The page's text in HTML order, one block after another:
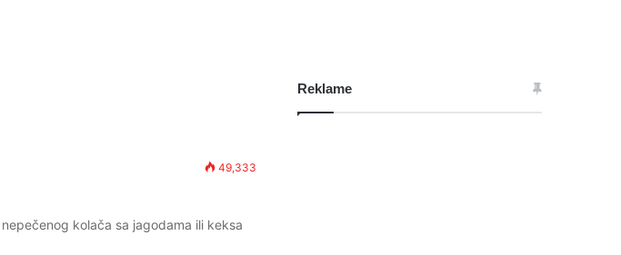
49,333
kolača sa jagodama ili keksa
Reklame